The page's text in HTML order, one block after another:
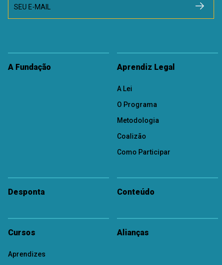
SEU E-MAIL
A Fundação Aprendiz Legal
A Lei
O Programa
Metodologia
Coalizão
Como Participar
Desponta Conteúdo
Cursos
Aprendizes
Alianças